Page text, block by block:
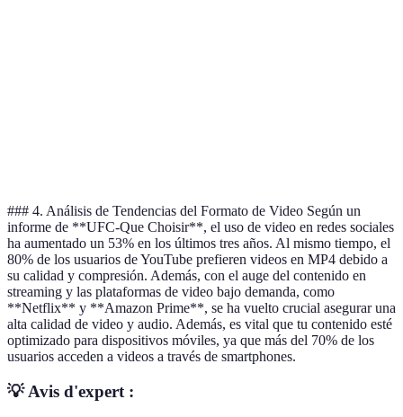
### 4. Análisis de Tendencias del Formato de Video Según un
informe de **UFC-Que Choisir**, el uso de video en redes sociales
ha aumentado un 53% en los últimos tres años. Al mismo tiempo, el
80% de los usuarios de YouTube prefieren videos en MP4 debido a
su calidad y compresión. Además, con el auge del contenido en
streaming y las plataformas de video bajo demanda, como
**Netflix** y **Amazon Prime**, se ha vuelto crucial asegurar una
alta calidad de video y audio. Además, es vital que tu contenido esté
optimizado para dispositivos móviles, ya que más del 70% de los
usuarios acceden a videos a través de smartphones.
💡 Avis d'expert :